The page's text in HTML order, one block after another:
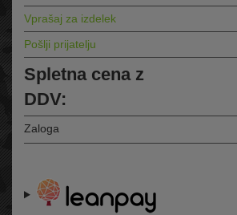
Vprašaj za izdelek
Pošlji prijatelju
Spletna cena z
DDV:
Zaloga